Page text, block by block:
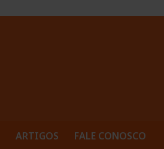
ARTIGOS FALE CONOSCO